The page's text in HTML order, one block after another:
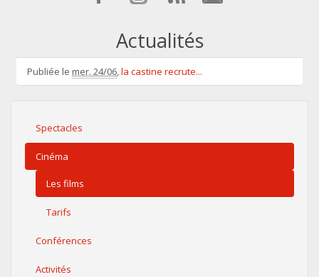
Actualités
Publiée le mer. 24/06,la castine recrute...
Spectacles
Cinéma
Les films
Tarifs
Conférences
Activités